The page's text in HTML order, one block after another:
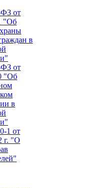
от
"Об
в
от
"Об
в
1 от
г. "О